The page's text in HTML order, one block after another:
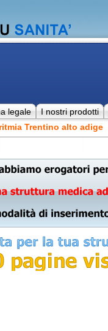
legale
I nostri prodotti
Trentino alto adige